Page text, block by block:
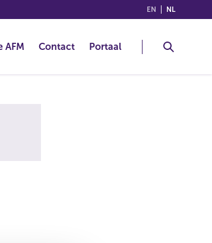
EN (ENGLISH)
NL
AFM Contact Portaal